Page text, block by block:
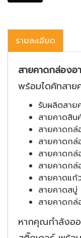
รายละเอียด
สายคาดกล่องอ
พร้อมไดคัทสาย
รับผลิตสาย
สายคาดสิน
สายคาดกล่
สายคาดกล่
สายคาดกล่
สายคาดกล่
สายคาดแก้
สายคาดสบู่
สายคาดกล่
หากคุณกำลังอ